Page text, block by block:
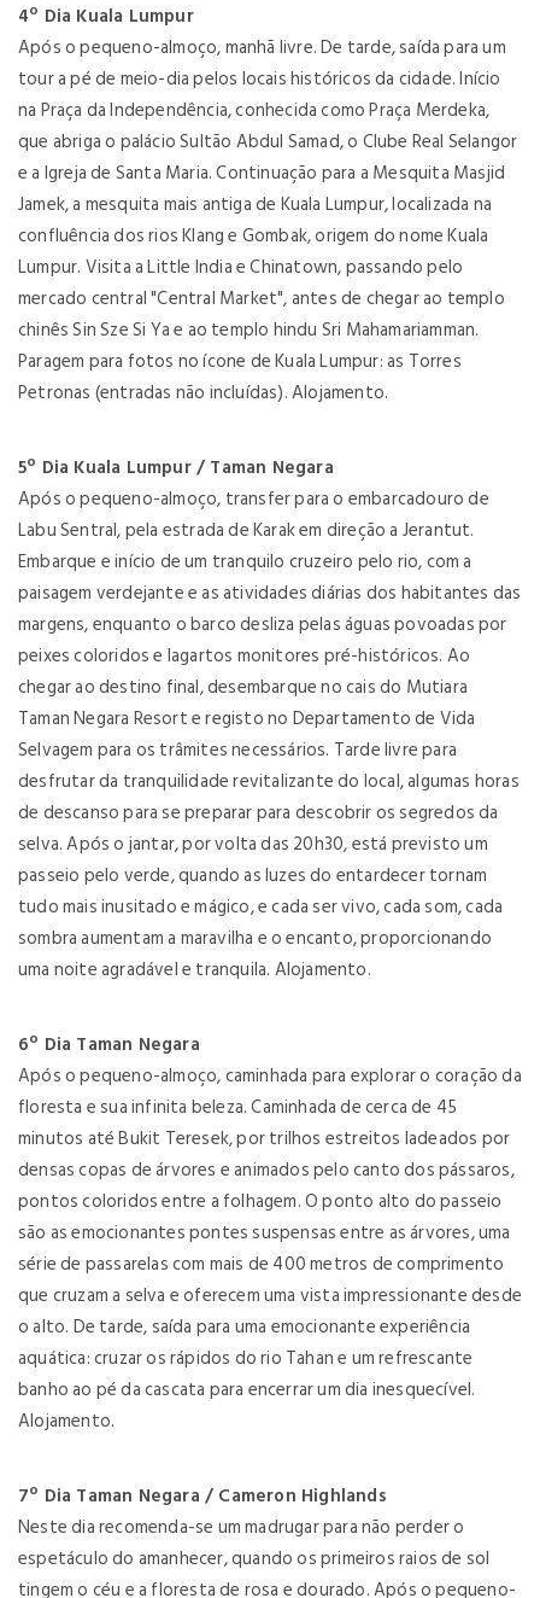
4º Dia Kuala Lumpur
Após o pequeno-almoço, manhã livre. De tarde, saída para um
tour a pé de meio-dia pelos locais históricos da cidade. Início
na Praça da Independência, conhecida como Praça Merdeka,
que abriga o palácio Sultão Abdul Samad, o Clube Real Selangor
e a Igreja de Santa Maria. Continuação para a Mesquita Masjid
Jamek, a mesquita mais antiga de Kuala Lumpur, localizada na
confluência dos rios Klang e Gombak, origem do nome Kuala
Lumpur. Visita a Little India e Chinatown, passando pelo
mercado central "Central Market", antes de chegar ao templo
chinês Sin Sze Si Ya e ao templo hindu Sri Mahamariamman.
Paragem para fotos no ícone de Kuala Lumpur: as Torres
Petronas (entradas não incluídas). Alojamento.
5º Dia Kuala Lumpur / Taman Negara
Após o pequeno-almoço, transfer para o embarcadouro de
Labu Sentral, pela estrada de Karak em direção a Jerantut.
Embarque e início de um tranquilo cruzeiro pelo rio, com a
paisagem verdejante e as atividades diárias dos habitantes das
margens, enquanto o barco desliza pelas águas povoadas por
peixes coloridos e lagartos monitores pré-históricos. Ao
chegar ao destino final, desembarque no cais do Mutiara
Taman Negara Resort e registo no Departamento de Vida
Selvagem para os trâmites necessários. Tarde livre para
desfrutar da tranquilidade revitalizante do local, algumas horas
de descanso para se preparar para descobrir os segredos da
selva. Após o jantar, por volta das 20h30, está previsto um
passeio pelo verde, quando as luzes do entardecer tornam
tudo mais inusitado e mágico, e cada ser vivo, cada som, cada
sombra aumentam a maravilha e o encanto, proporcionando
uma noite agradável e tranquila. Alojamento.
6º Dia Taman Negara
Após o pequeno-almoço, caminhada para explorar o coração da
floresta e sua infinita beleza. Caminhada de cerca de 45
minutos até Bukit Teresek, por trilhos estreitos ladeados por
densas copas de árvores e animados pelo canto dos pássaros,
pontos coloridos entre a folhagem. O ponto alto do passeio
são as emocionantes pontes suspensas entre as árvores, uma
série de passarelas com mais de 400 metros de comprimento
que cruzam a selva e oferecem uma vista impressionante desde
o alto. De tarde, saída para uma emocionante experiência
aquática: cruzar os rápidos do rio Tahan e um refrescante
banho ao pé da cascata para encerrar um dia inesquecível.
Alojamento.
7º Dia Taman Negara / Cameron Highlands
Neste dia recomenda-se um madrugar para não perder o
espetáculo do amanhecer, quando os primeiros raios de sol
tingem o céu e a floresta de rosa e dourado. Após o pequeno-